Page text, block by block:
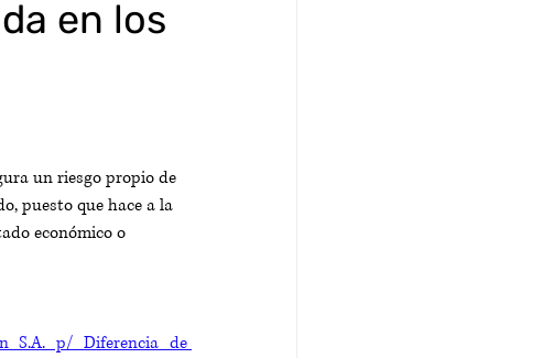
en los
un riesgo propio de
puesto que hace a la
económico o
S.A. p/ Diferencia de